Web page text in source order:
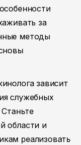
за
методы
зависит
служебных
области и
реализовать